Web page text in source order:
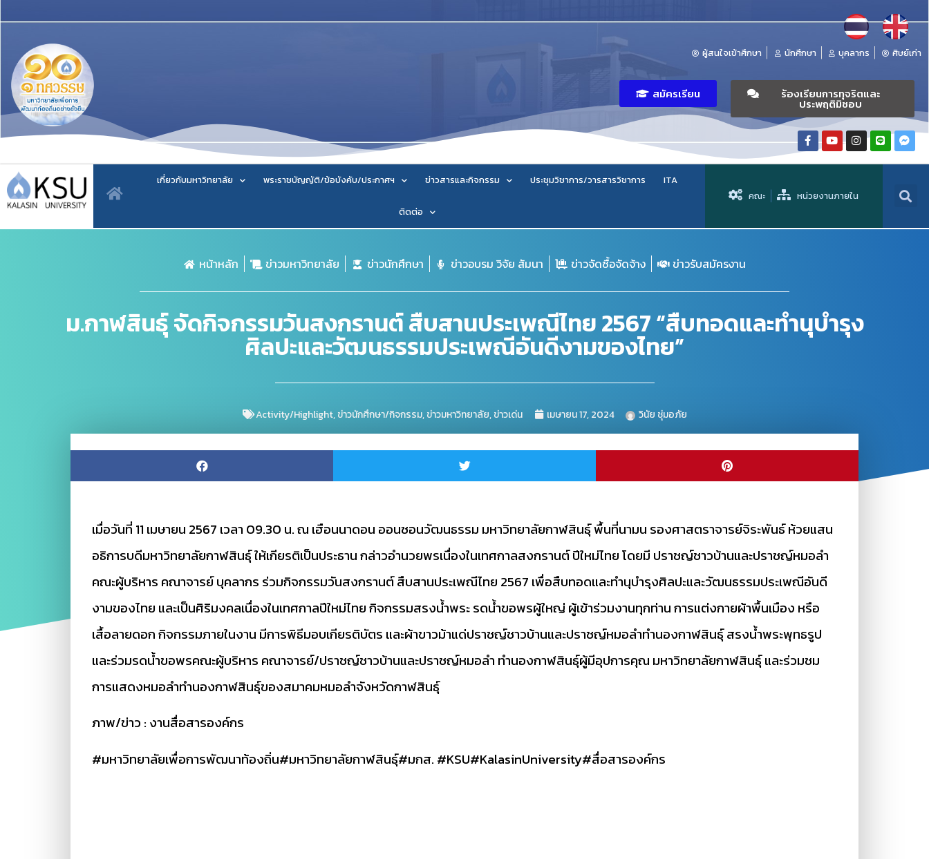
ผู้สนใจเข้าศึกษา นักศึกษา บุคลากร ศิษย์เก่า
สมัครเรียน ร้องเรียนการทุจริตและ
ประพฤติมิชอบ
เกี่ยวกับมหาวิทยาลัย พระราชบัญญัติ/ข้อบังคับ/ประกาศฯ ข่าวสารและกิจกรรม ประชุมวิชาการ/วารสารวิชาการ ITA
ติดต่อ
คณะ หน่วยงานภายใน
หน้าหลัก ข่าวมหาวิทยาลัย ข่าวนักศึกษา ข่าวอบรม วิจัย สัมนา ข่าวจัดซื้อจัดจ้าง ข่าวรับสมัครงาน
ม.กาฬสินธุ์ จัดกิจกรรมวันสงกรานต์ สืบสานประเพณีไทย 2567 “สืบทอดและทำนุบำรุง
ศิลปะและวัฒนธรรมประเพณีอันดีงามของไทย”
Activity/Highlight,ข่าวนักศึกษา/กิจกรรม,ข่าวมหาวิทยาลัย,ข่าวเด่น เมษายน 17, 2024 วินัย ชุ่มอภัย
เมื่อวันที่ 11 เมษายน 2567 เวลา 09.30 น. ณ เฮือนนาดอน ออนซอนวัฒนธรรม มหาวิทยาลัยกาฬสินธุ์ พื้นที่นามน รองศาสตราจารย์จิระพันธ์ ห้วยแสน
อธิการบดีมหาวิทยาลัยกาฬสินธุ์ ให้เกียรติเป็นประธาน กล่าวอำนวยพรเนื่องในเทศกาลสงกรานต์ ปีใหม่ไทย โดยมี ปราชญ์ชาวบ้านและปราชญ์หมอลำ
คณะผู้บริหาร คณาจารย์ บุคลากร ร่วมกิจกรรมวันสงกรานต์ สืบสานประเพณีไทย 2567 เพื่อสืบทอดและทำนุบำรุงศิลปะและวัฒนธรรมประเพณีอันดี
งามของไทย และเป็นศิริมงคลเนื่องในเทศกาลปีใหม่ไทย กิจกรรมสรงน้ำพระ รดน้ำขอพรผู้ใหญ่ ผู้เข้าร่วมงานทุกท่าน การแต่งกายผ้าพื้นเมือง หรือ
เสื้อลายดอก กิจกรรมภายในงาน มีการพิธีมอบเกียรติบัตร และผ้าขาวม้าแด่ปราชญ์ชาวบ้านและปราชญ์หมอลำทำนองกาฬสินธุ์ สรงน้ำพระพุทธรูป
และร่วมรดน้ำขอพรคณะผู้บริหาร คณาจารย์/ปราชญ์ชาวบ้านและปราชญ์หมอลำ ทำนองกาฬสินธุ์ผู้มีอุปการคุณ มหาวิทยาลัยกาฬสินธุ์ และร่วมชม
การแสดงหมอลำทำนองกาฬสินธุ์ของสมาคมหมอลำจังหวัดกาฬสินธุ์
ภาพ/ข่าว : งานสื่อสารองค์กร
#มหาวิทยาลัยเพื่อการพัฒนาท้องถิ่น#มหาวิทยาลัยกาฬสินธุ์#มกส. #KSU#KalasinUniversity#สื่อสารองค์กร